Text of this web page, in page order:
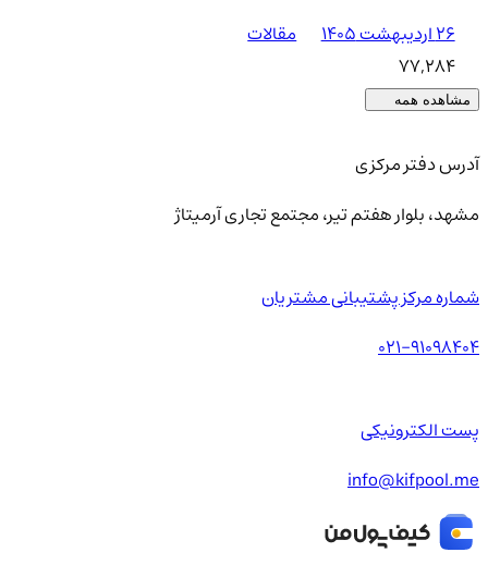
۲۶ اردیبهشت ۱۴۰۵
مقالات
77,284
مشاهده همه
آدرس دفتر مرکزی
مشهد، بلوار هفتم تیر، مجتمع تجاری آرمیتاژ
شماره مرکز پشتیبانی مشتریان
021-91098404
پست الکترونیکی
info@kifpool.me